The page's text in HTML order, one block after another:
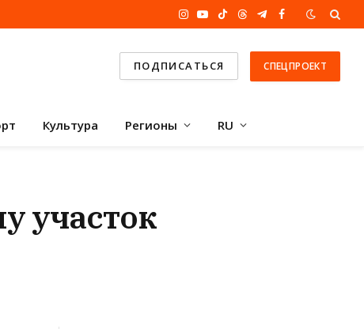
Instagram
YouTube
TikTokThreadsTelegram
Facebook
ПОДПИСАТЬСЯ СПЕЦПРОЕКТ
Культура Регионы RU
участок